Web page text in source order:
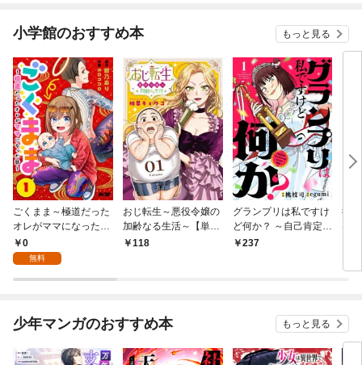
小学館のおすすめ本 もっと見る
ごくまま～極道だった
オレがママになった話
～【単話】（１）
0
無料
おじ転生～悪役令嬢の
加齢なる生活～【単
話】（１）
118
グランプリは私ですけ
ど何か？ ～自己肯定モ
ンスターのミスコン無
237
後
は
少年マンガのおすすめ本 もっと見る